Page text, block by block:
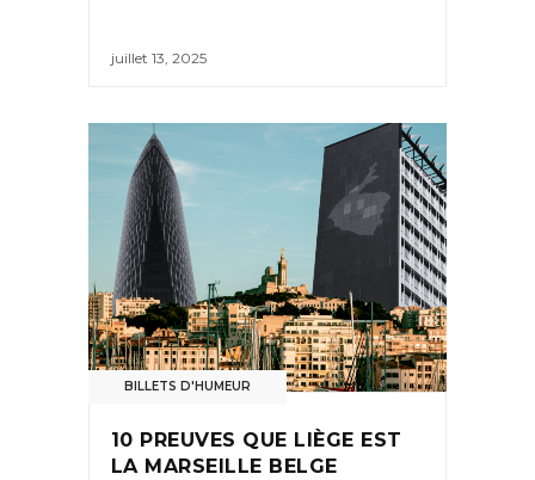
juillet 13, 2025
BILLETS D'HUMEUR
10 PREUVES QUE LIÈGE EST
LA MARSEILLE BELGE